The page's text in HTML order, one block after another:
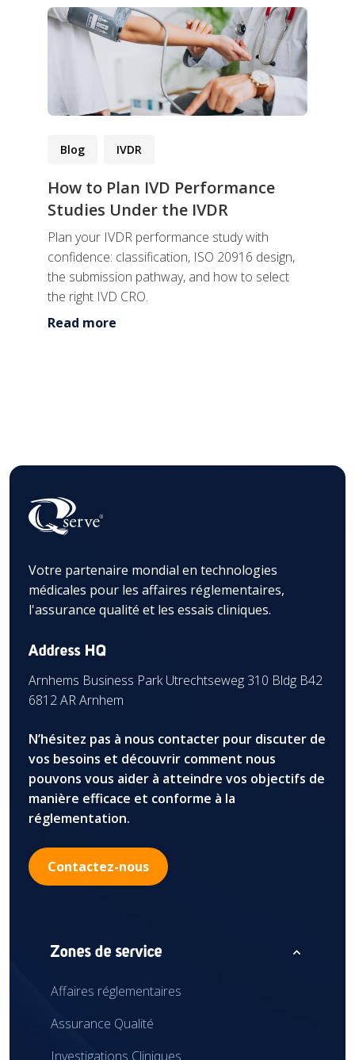
Blog IVDR
How to Plan IVD Performance
Studies Under the IVDR
Plan your IVDR performance study with
confidence: classification, ISO 20916 design,
the submission pathway, and how to select
the right IVD CRO.
Read more
Votre partenaire mondial en technologies
médicales pour les affaires réglementaires,
l'assurance qualité et les essais cliniques.
Address HQ
Arnhems Business Park Utrechtseweg 310 Bldg B42
6812 AR Arnhem
N’hésitez pas à nous contacter pour discuter de
vos besoins et découvrir comment nous
pouvons vous aider à atteindre vos objectifs de
manière efficace et conforme à la
réglementation.
Contactez-nous
Zones de service expand_less
Affaires réglementaires
Assurance Qualité
Investigations Cliniques